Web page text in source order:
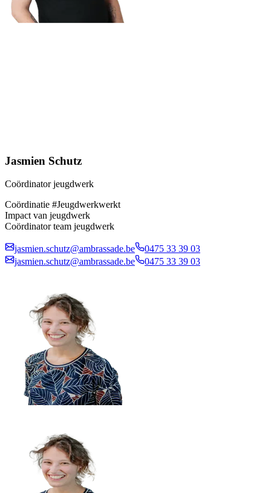
Jasmien Schutz
Coördinator jeugdwerk
Coördinatie #Jeugdwerkwerkt
Impact van jeugdwerk
Coördinator team jeugdwerk
jasmien.schutz@ambrassade.be
0475 33 39 03
jasmien.schutz@ambrassade.be
0475 33 39 03